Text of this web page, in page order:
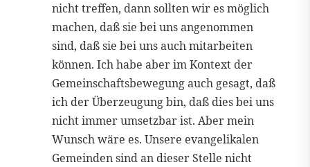
nicht treffen, dann sollten wir es möglich
machen, daß sie bei uns angenommen
sind, daß sie bei uns auch mitarbeiten
können. Ich habe aber im Kontext der
Gemeinschaftsbewegung auch gesagt, daß
ich der Überzeugung bin, daß dies bei uns
nicht immer umsetzbar ist. Aber mein
Wunsch wäre es. Unsere evangelikalen
Gemeinden sind an dieser Stelle nicht